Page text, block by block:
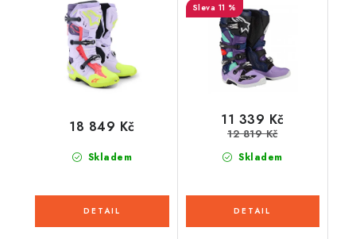
žlutá fluo/růžová)
2026
Skladem
18 849 Kč
2024
11 %
Skladem
11 339 Kč
12 819 Kč